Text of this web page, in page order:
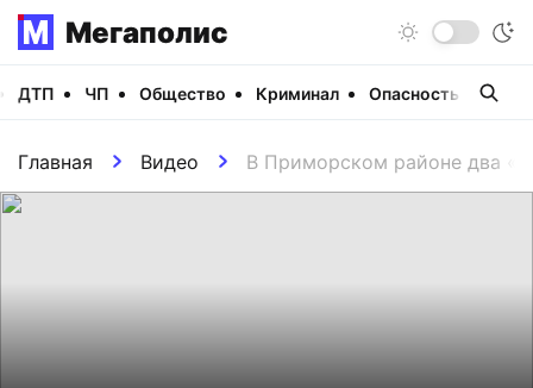
Мегаполис
ДТП ЧП Общество Криминал Опасность
Главная Видео В Приморском районе два